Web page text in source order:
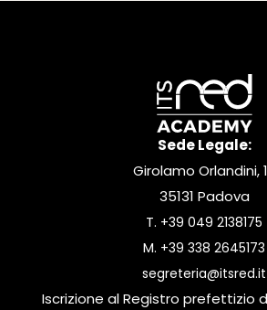
Sede Legale:
Girolamo Orlandini,
35131 Padova
T. +39 049 2138175
M. +39 338 2645173
segreteria@itsred.it
Iscrizione al Registro prefettizio